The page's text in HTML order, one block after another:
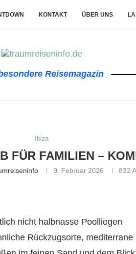
KONTAKT ÜBER UNS
Reisemagazin
Ibiza
FÜR FAMILIEN –
9. Februar 2026 832
nicht halbnasse Poolliegen
Rückzugsorte, mediterrane